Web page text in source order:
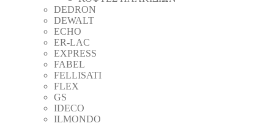
DEDRON
DEWALT
ECHO
ER-LAC
EXPRESS
FABEL
FELLISATI
FLEX
GS
IDECO
ILMONDO